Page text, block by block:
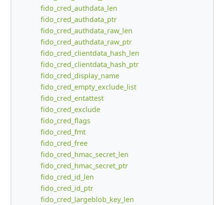
fido_cred_authdata_len
fido_cred_authdata_ptr
fido_cred_authdata_raw_len
fido_cred_authdata_raw_ptr
fido_cred_clientdata_hash_len
fido_cred_clientdata_hash_ptr
fido_cred_display_name
fido_cred_empty_exclude_list
fido_cred_entattest
fido_cred_exclude
fido_cred_flags
fido_cred_fmt
fido_cred_free
fido_cred_hmac_secret_len
fido_cred_hmac_secret_ptr
fido_cred_id_len
fido_cred_id_ptr
fido_cred_largeblob_key_len